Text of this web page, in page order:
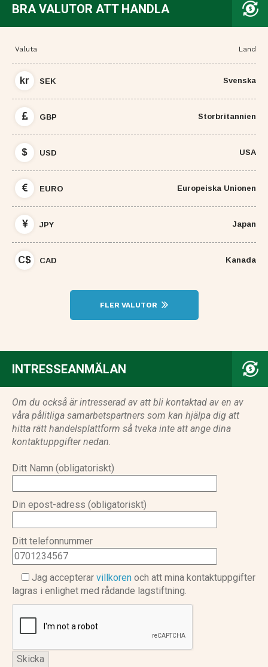
BRA VALUTOR ATT HANDLA
Valuta Land
kr SEK Svenska
GBP Storbritannien
$ USD USA
EURO Europeiska Unionen
JPY Japan
C$ CAD Kanada
FLER VALUTOR
INTRESSEANMÄLAN
Om du också är intresserad av att bli kontaktad av en av
våra pålitliga samarbetspartners som kan hjälpa dig att
hitta rätt handelsplattform så tveka inte att ange dina
kontaktuppgifter nedan.
Ditt Namn (obligatoriskt)
Din epost-adress (obligatoriskt)
Ditt telefonnummer
Jag accepterar villkoren och att mina kontaktuppgifter
lagras i enlighet med rådande lagstiftning.